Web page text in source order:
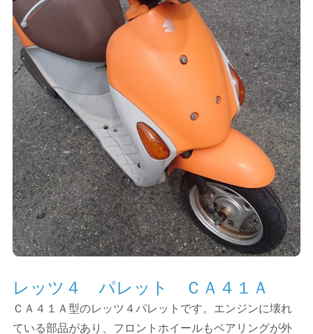
レッツ４ パレット ＣＡ４１Ａ
ＣＡ４１Ａ型のレッツ４パレットです。エンジンに壊れ
ている部品があり、フロントホイールもベアリングが外